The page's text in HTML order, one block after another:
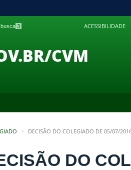
PARA
3 ACESSIBILIDADE
CVM
DECISÃO DO COLEGIADO DE 05/07/
DO